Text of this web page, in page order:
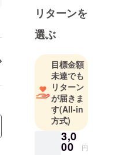
リターンを
選ぶ
目標金額
未達でも
リターン
が届きま
す(All-in
方式)
3,0
00 円